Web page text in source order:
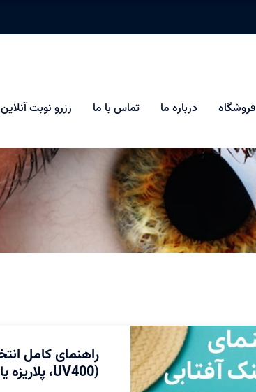
فروشگاه درباره ما تماس با ما رزرو نوبت آنلاین
راهنمای کامل
(UV400، پلاریزه یا فتوکرومیک؟)